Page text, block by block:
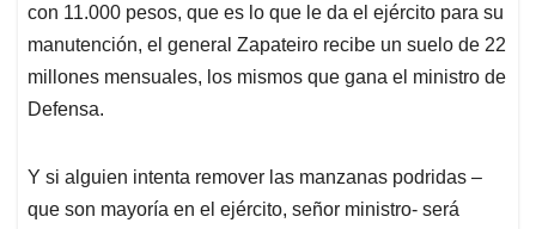
con 11.000 pesos, que es lo que le da el ejército para su
manutención, el general Zapateiro recibe un suelo de 22
millones mensuales, los mismos que gana el ministro de
Defensa.
Y si alguien intenta remover las manzanas podridas –
que son mayoría en el ejército, señor ministro- será